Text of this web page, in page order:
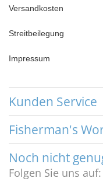
Versandkosten
Streitbeilegung
Impressum
Kunden Service
Fisherman's
Noch nicht
Folgen Sie uns auf: